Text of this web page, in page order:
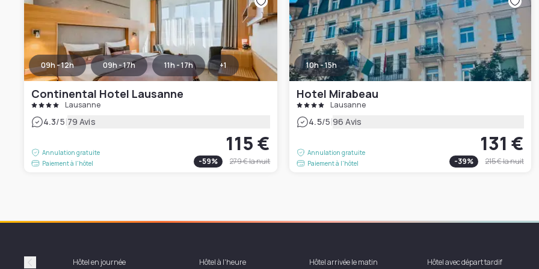
09h - 12h 09h - 17h 11h - 17h +1
Continental Hotel Lausanne
Lausanne
4.3/5|79 Avis
Annulation gratuite
Paiement à l'hôtel
115 €
-59% 279 €la nuit
10h - 15h
Hotel Mirabeau
Lausanne
4.5/5|96 Avis
Annulation gratuite
Paiement à l'hôtel
131 €
-39% 215 €la nuit
Hôtel en journée Hôtel à l'heure Hôtel arrivée le matin Hôtel avec départ tardif